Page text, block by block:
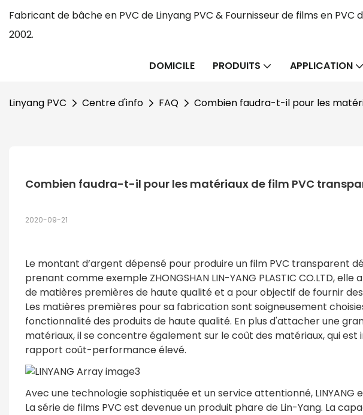
Fabricant de bâche en PVC de Linyang PVC & Fournisseur de films en PVC
2002.
DOMICILE PRODUITS APPLICATION
Linyang PVC Centre d'info FAQ Combien faudra-t-il pour les
Combien faudra-t-il pour les matériaux de film PVC
2020-09-21
Le montant d’argent dépensé pour produire un film PVC transparent
prenant comme exemple ZHONGSHAN LIN-YANG PLASTIC CO.LTD,
de matières premières de haute qualité et a pour objectif de fournir
Les matières premières pour sa fabrication sont soigneusement
fonctionnalité des produits de haute qualité. En plus d'attacher une
matériaux, il se concentre également sur le coût des matériaux, qui
rapport coût-performance élevé.
Avec une technologie sophistiquée et un service attentionné, LINYANG
La série de films PVC est devenue un produit phare de Lin-Yang. La